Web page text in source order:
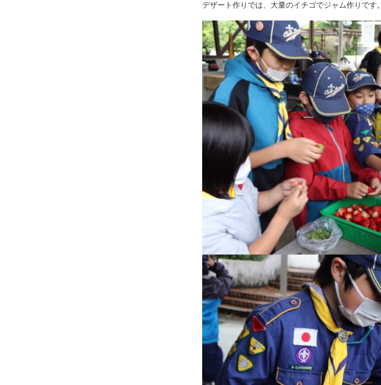
デザート作りでは、大量のイチゴでジャム作りです。